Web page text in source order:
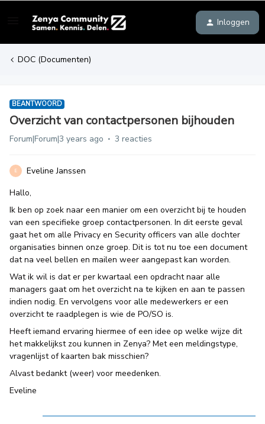
Inloggen
DOC (Documenten)
BEANTWOORD
Overzicht van contactpersonen bijhouden
Forum|Forum|3 years ago 3 reacties
E
Eveline Janssen
Hallo,
Ik ben op zoek naar een manier om een overzicht bij te houden
van een specifieke groep contactpersonen. In dit eerste geval
gaat het om alle Privacy en Security officers van alle dochter
organisaties binnen onze groep. Dit is tot nu toe een document
dat na veel bellen en mailen weer aangepast kan worden.
Wat ik wil is dat er per kwartaal een opdracht naar alle
managers gaat om het overzicht na te kijken en aan te passen
indien nodig. En vervolgens voor alle medewerkers er een
overzicht te raadplegen is wie de PO/SO is.
Heeft iemand ervaring hiermee of een idee op welke wijze dit
het makkelijkst zou kunnen in Zenya? Met een meldingstype,
vragenlijst of kaarten bak misschien?
Alvast bedankt (weer) voor meedenken.
Eveline